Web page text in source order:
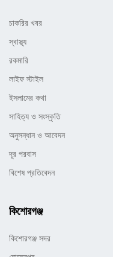
চাকরির খবর
স্বাস্থ্য
রকমারি
লাইফ স্টাইল
ইসলামের কথা
সাহিত্য ও সংস্কৃতি
অনুসন্ধান ও আবেদন
দূর পরবাস
বিশেষ প্রতিবেদন
কিশোরগঞ্জ
কিশোরগঞ্জ সদর